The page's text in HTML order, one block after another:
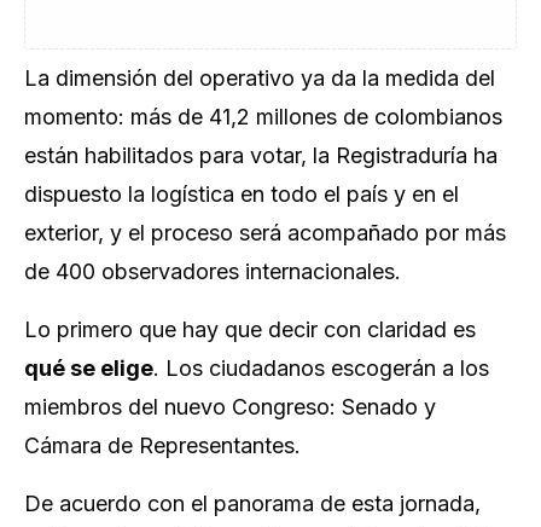
La dimensión del operativo ya da la medida del
momento: más de 41,2 millones de colombianos
están habilitados para votar, la Registraduría ha
dispuesto la logística en todo el país y en el
exterior, y el proceso será acompañado por más
de 400 observadores internacionales.
Lo primero que hay que decir con claridad es
qué se elige. Los ciudadanos escogerán a los
miembros del nuevo Congreso: Senado y
Cámara de Representantes.
De acuerdo con el panorama de esta jornada,